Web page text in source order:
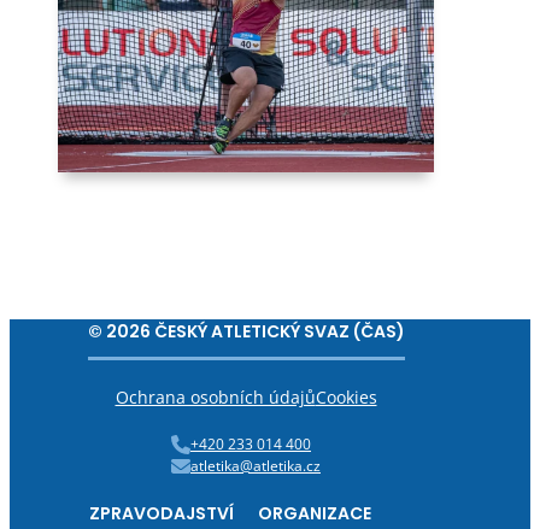
© 2026 ČESKÝ ATLETICKÝ SVAZ (ČAS)
Ochrana osobních údajůCookies
+420 233 014 400
atletika@atletika.cz
ZPRAVODAJSTVÍ ORGANIZACE